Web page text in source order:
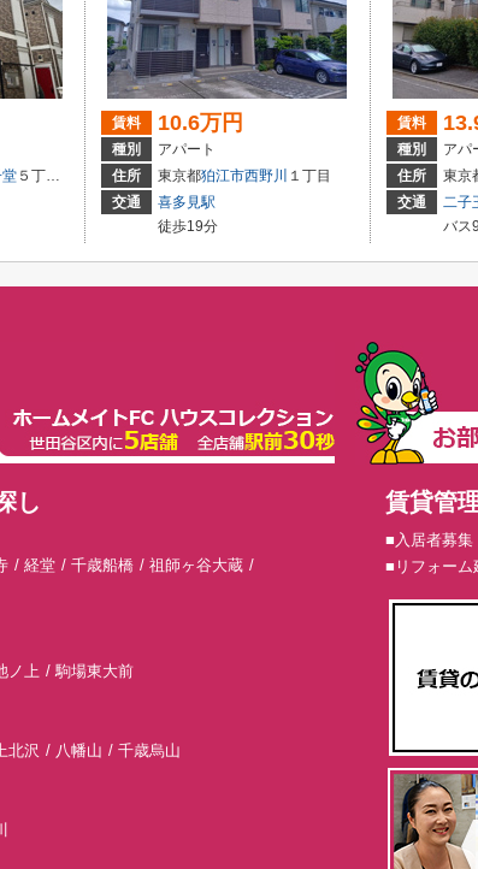
５丁目３３-１９
賃料 10.6万円
種別
アパート
住所
東京都狛江市西野川 １丁目
交通
喜多見駅
徒歩19分
賃料
種別
アパ
住所
東京
交通
二子
バス9
し
経堂 千歳船橋
祖師ヶ谷大蔵
ノ上 駒場東大前
北沢 八幡山 千歳烏山
賃貸管
■入居者募集
■リフォーム